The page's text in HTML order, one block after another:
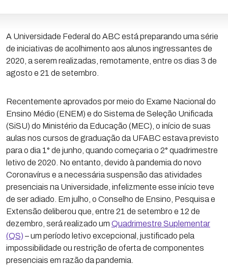
A Universidade Federal do ABC está preparando uma série
de iniciativas de acolhimento aos alunos ingressantes de
2020, a serem realizadas, remotamente, entre os dias 3 de
agosto e 21 de setembro.
Recentemente aprovados por meio do Exame Nacional do
Ensino Médio (ENEM) e do Sistema de Seleção Unificada
(SiSU) do Ministério da Educação (MEC), o início de suas
aulas nos cursos de graduação da UFABC estava previsto
para o dia 1° de junho, quando começaria o 2° quadrimestre
letivo de 2020. No entanto, devido à pandemia do novo
Coronavírus e a necessária suspensão das atividades
presenciais na Universidade, infelizmente esse início teve
de ser adiado. Em julho, o Conselho de Ensino, Pesquisa e
Extensão deliberou que, entre 21 de setembro e 12 de
dezembro, será realizado um Quadrimestre Suplementar
(QS) – um período letivo excepcional, justificado pela
impossibilidade ou restrição de oferta de componentes
presenciais em razão da pandemia.